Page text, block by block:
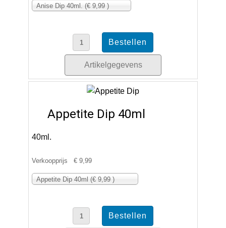
Anise Dip 40ml. (€ 9,99 )
Artikelgegevens
Appetite Dip 40ml
40ml.
Verkoopprijs € 9,99
Appetite Dip 40ml (€ 9,99 )